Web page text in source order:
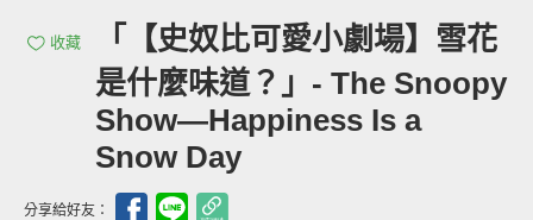
收藏
「【史奴比可愛小劇場】雪花
是什麼味道？」- The Snoopy
Show—Happiness Is a
Snow Day
分享給好友：